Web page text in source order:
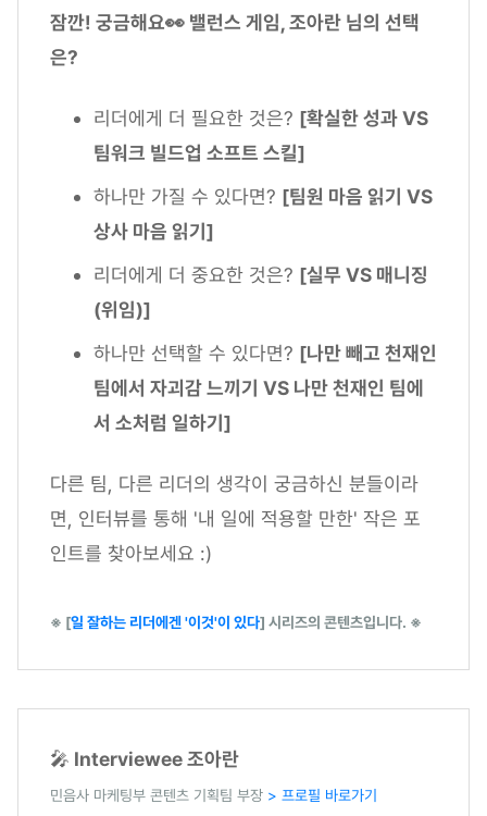
잠깐! 궁금해요👀 밸런스 게임, 조아란 님의 선택
은?
리더에게 더 필요한 것은? [확실한 성과 VS
팀워크 빌드업 소프트 스킬]
하나만 가질 수 있다면? [팀원 마음 읽기 VS
상사 마음 읽기]
리더에게 더 중요한 것은? [실무 VS 매니징
(위임)]
하나만 선택할 수 있다면? [나만 빼고 천재인
팀에서 자괴감 느끼기 VS 나만 천재인 팀에
서 소처럼 일하기]
다른 팀, 다른 리더의 생각이 궁금하신 분들이라
면, 인터뷰를 통해 '내 일에 적용할 만한' 작은 포
인트를 찾아보세요 :)
※ [일 잘하는 리더에겐 '이것'이 있다] 시리즈의 콘텐츠입니다. ※
🎤 Interviewee 조아란
민음사 마케팅부 콘텐츠 기획팀 부장 > 프로필 바로가기